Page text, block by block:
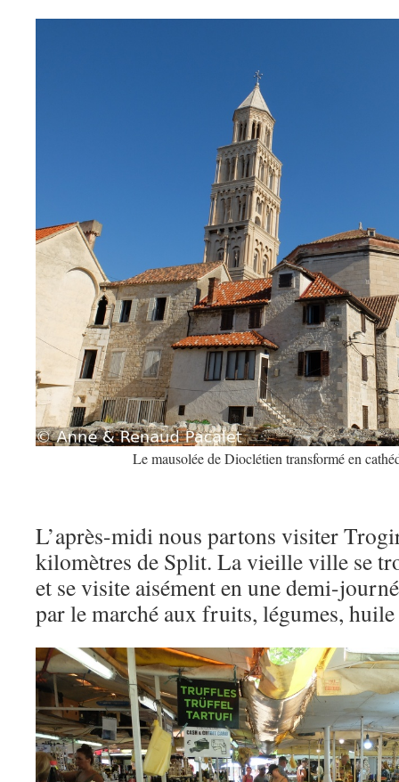
Le mausolée de Dioclétien transformé en
L’après-midi nous partons visiter
kilomètres de Split. La vieille ville se
et se visite aisément en une demi-
par le marché aux fruits, légumes,